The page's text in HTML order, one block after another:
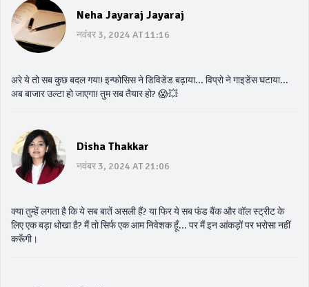
Neha Jayaraj Jayaraj
नवंबर 3, 2024 AT 11:16
अरे ये तो सब कुछ बदल गया! इन्फोसिस ने डिविडेंड बढ़ाया... विप्रो ने गाइडेंस घटाया...
अब बाजार उल्टा हो जाएगा! तुम सब तैयार हो? 😱💥
Disha Thakkar
नवंबर 3, 2024 AT 21:06
क्या तुम्हें लगता है कि ये सब बातें असली हैं? या फिर ये सब फंड बैंक और वॉल स्ट्रीट के
लिए एक बड़ा धोखा है? मैं तो सिर्फ एक आम निवेशक हूँ... पर मैं इन आंकड़ों पर भरोसा नहीं
करूँगी।